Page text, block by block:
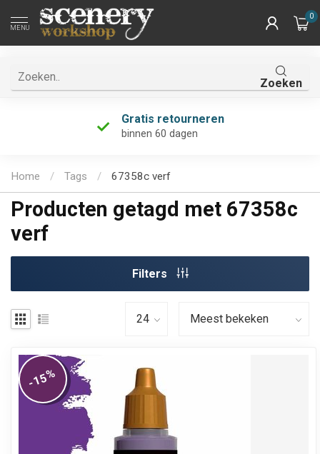
MENU
0
Zoeken
Gratis retourneren
binnen 60 dagen
Home / Tags / 67358c verf
Producten getagd met 67358c
verf
Filters
-15%